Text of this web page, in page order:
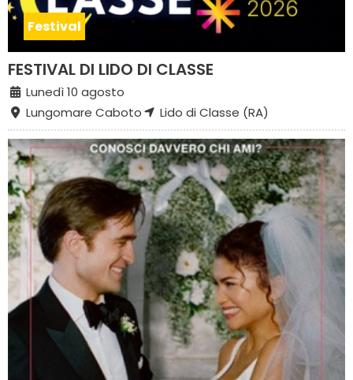
Festival
FESTIVAL DI LIDO DI CLASSE
Lunedì 10 agosto
Lungomare Caboto
Lido di Classe (RA)